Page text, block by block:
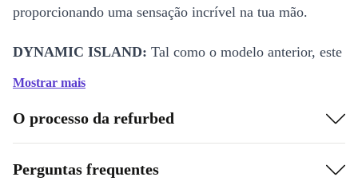
proporcionando uma sensação incrível na tua mão.
DYNAMIC ISLAND: Tal como o modelo anterior, este
maravilhoso e completamente renovado iPhone 15 Pro
facilmente os teus alertas e actividades ou até controlar a
tua música, TUDO NUM SÓ LUGAR!
Mostrar mais
O processo da refurbed
Perguntas frequentes